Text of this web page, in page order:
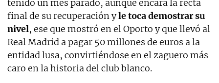
tenido un mes parado, aunque encara la recta
final de su recuperación yle toca demostrar su
nivel, ese que mostró en el Oporto y que llevó al
Real Madrid a pagar 50 millones de euros a la
entidad lusa, convirtiéndose en el zaguero más
caro en la historia del club blanco.